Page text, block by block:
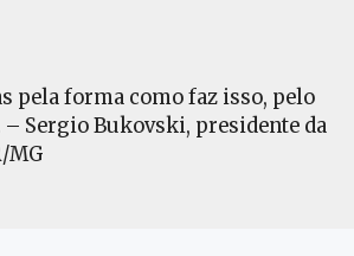
pela forma como faz isso, pelo
Sergio Bukovski, presidente da
MG